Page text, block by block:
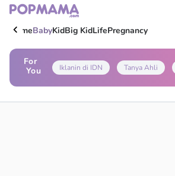
HomeBabyKidBig KidLifePregnancy
For
You
Iklanin di IDN Tanya Ahli